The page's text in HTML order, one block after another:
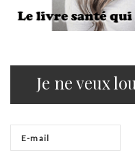
Je ne veux